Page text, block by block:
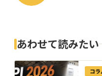
あわせて読みたい
コ